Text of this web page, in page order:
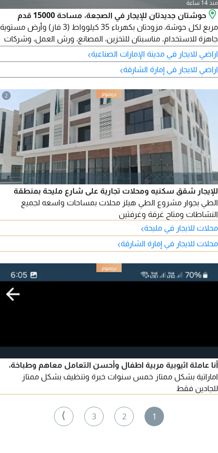
منذ 14 ساعة
حوشتان جديدتان للإيجار في الصجعة، مساحة 15000 قدم
مربع لكل حوشة، مزودتان بكهرباء 35 كيلوواط (3 فاز) وأرض مستوية
جاهزة للاستخدام. مناسبتان للتخزين، المصانع، ورش العمل، وشركات
المقاولات والخدمات اللوجستية، مع مدخل واسع للشاحنات
والحاويات وموقع مميز قريب من الطرق الرئيسية. الإيجار 200000
درهم سنويا لكل حوشة، الدفع 4 دفعات.
اراضي للايجار في مدينة الإمارات الصناعية›
اراضي للايجار في إمارة الشارقة›
2
للإيجار شقق سكنيه ومحلات تجارية على شارع مليحة بمنطقة
الطي بجوار مشروع الطي هيلز محلات بمساحات واسعه لجميع
النشاطات ومتاح غرفة وغرفتين
محلات للايجار في مليحة›
محلات للايجار في إمارة الشارقة›
أنا عاملة اثيوبية مربية اطفال وأحسن التعامل معاهم وطباخة،
اماراتية بشكل ممتاز خمس سنوات خبرة وتنظيف بشكل ممتاز
للجادين فقط
1
2
3
⟩